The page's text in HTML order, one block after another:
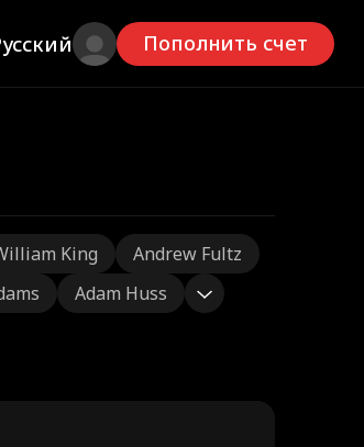
Пополнить счет
King
Andrew Fultz
Adam Huss